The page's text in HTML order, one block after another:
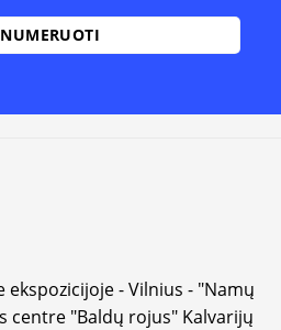
- Vilnius - "Namų
centre "Baldų rojus" Kalvarijų